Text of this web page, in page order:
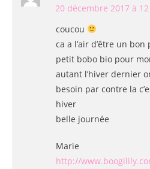
20 décembre 2017 à
coucou
ca a l’air d’être un
petit bobo bio pour
autant l’hiver dernier
besoin par contre la
hiver
belle journée
Marie
http://